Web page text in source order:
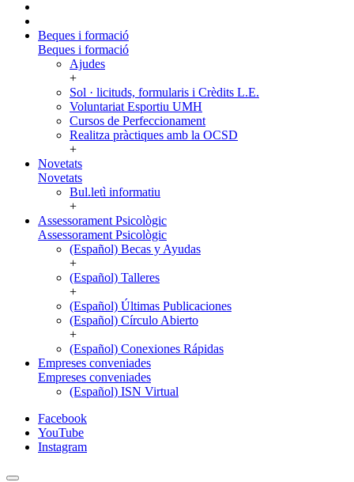
Beques i formació
Beques i formació
Ajudes
+
Sol · licituds, formularis i Crèdits L.E.
Voluntariat Esportiu UMH
Cursos de Perfeccionament
Realitza pràctiques amb la OCSD
+
Novetats
Novetats
Bul.letì informatiu
+
Assessorament Psicològic
Assessorament Psicològic
(Español) Becas y Ayudas
+
(Español) Talleres
+
(Español) Últimas Publicaciones
(Español) Círculo Abierto
+
(Español) Conexiones Rápidas
Empreses conveniades
Empreses conveniades
(Español) ISN Virtual
Facebook
YouTube
Instagram